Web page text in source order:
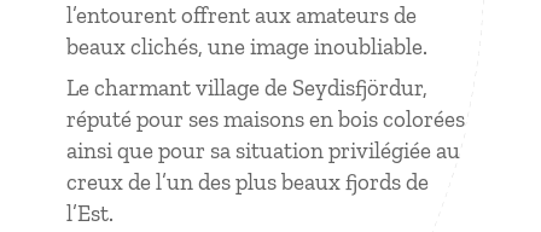
l’entourent offrent aux amateurs de
beaux clichés, une image inoubliable.
Le charmant village de Seydisfjördur,
réputé pour ses maisons en bois colorées
ainsi que pour sa situation privilégiée au
creux de l’un des plus beaux fjords de
l’Est.